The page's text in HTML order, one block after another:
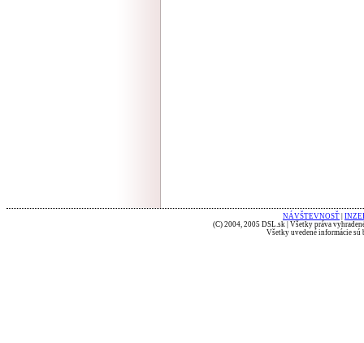
NÁVŠTEVNOSŤ
(C) 2004, 2005 DSL.sk | Všetky práva
Všetky uvedené informácie sú